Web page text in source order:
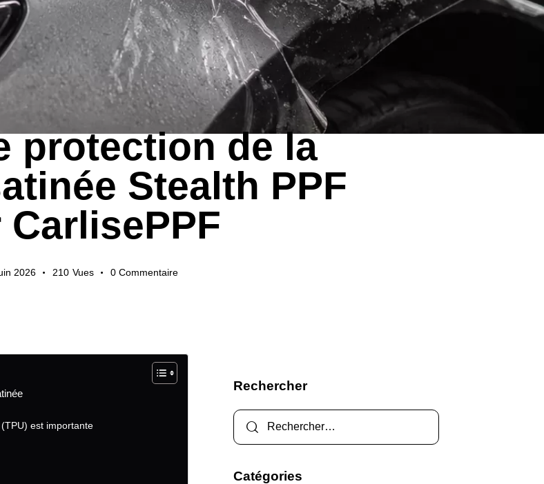
DE L'INDUSTRIE GUIDES D'EXPORTATION
protection de la
Stealth PPF
CarlisePPF
2026 210 Vues 0 Commentaire
est importante
Rechercher
Catégories